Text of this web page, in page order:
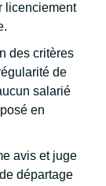
licenciement
des critères
de
salarié
en
avis et juge
départage